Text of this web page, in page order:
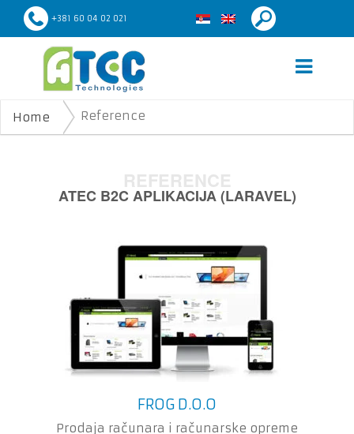
+381 60 04 02 021
Home Reference
REFERENCE
ATEC B2C APLIKACIJA (LARAVEL)
FROG D.O.O
Prodaja računara i računarske opreme